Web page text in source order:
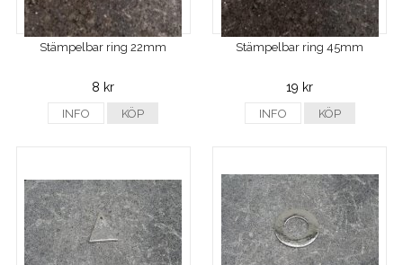
Stämpelbar ring 22mm
8 kr
INFO KÖP
Stämpelbar ring 45mm
19 kr
INFO KÖP